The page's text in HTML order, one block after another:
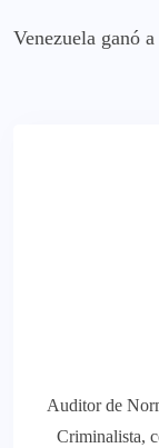
Venezuela ganó
Auditor de
Criminalista,